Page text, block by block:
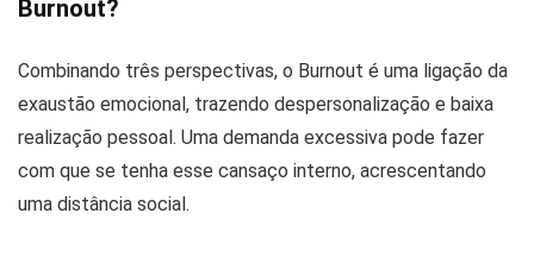
Burnout?
Combinando três perspectivas, o Burnout é uma ligação da
exaustão emocional, trazendo despersonalização e baixa
realização pessoal. Uma demanda excessiva pode fazer
com que se tenha esse cansaço interno, acrescentando
uma distância social.